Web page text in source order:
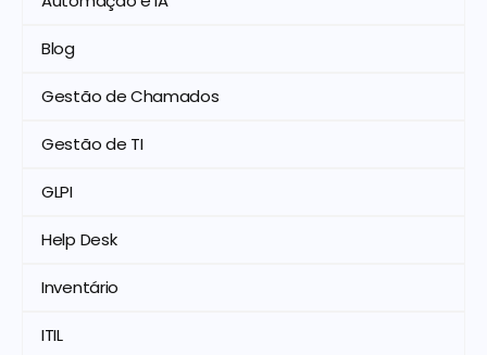
Blog
Gestão de Chamados
Gestão de TI
GLPI
Help Desk
Inventário
ITIL